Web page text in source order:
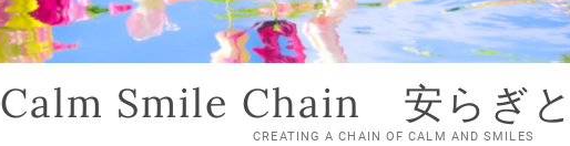
Calm Smile Chain 安らぎ
CREATING A CHAIN OF CALM AND SMILES